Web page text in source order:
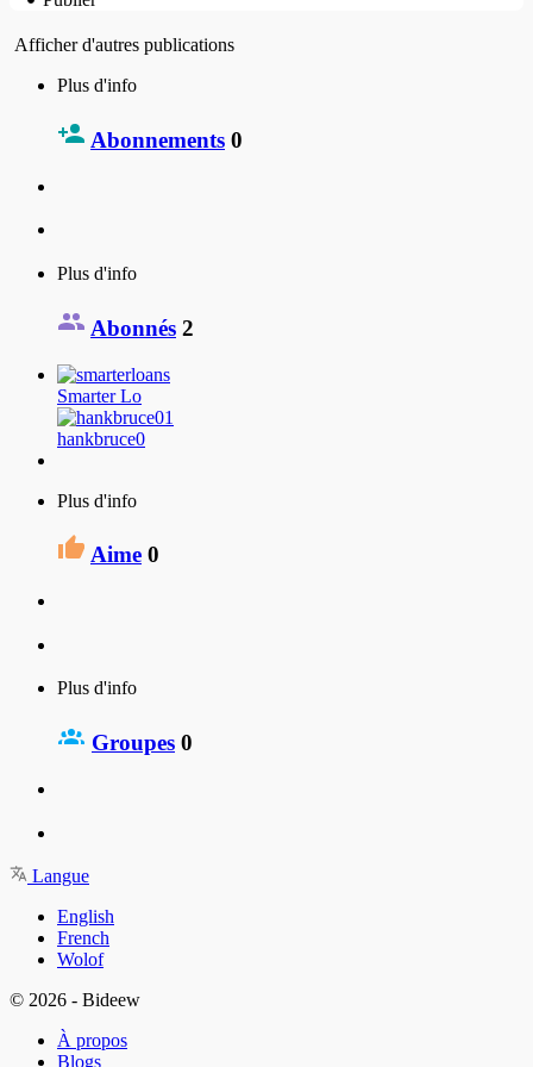
Afficher d'autres publications
Plus d'info
Abonnements 0
Plus d'info
Abonnés 2
Smarter Lo
hankbruce0
Plus d'info
Aime 0
Plus d'info
Groupes 0
Langue
English
French
Wolof
© 2026 - Bideew
À propos
Blogs